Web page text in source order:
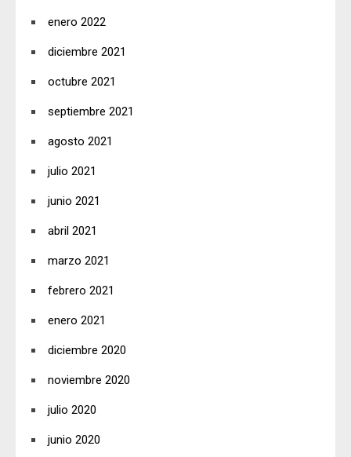
enero 2022
diciembre 2021
octubre 2021
septiembre 2021
agosto 2021
julio 2021
junio 2021
abril 2021
marzo 2021
febrero 2021
enero 2021
diciembre 2020
noviembre 2020
julio 2020
junio 2020